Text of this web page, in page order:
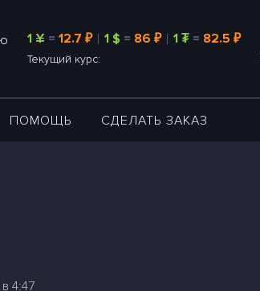
1 ¥ = 12.7 ₽ 1 $ = 86 ₽ 1 ₮= 82.5 ₽
Текущий курс:
ПОМОЩЬ СДЕЛАТЬ ЗАКАЗ
4:47